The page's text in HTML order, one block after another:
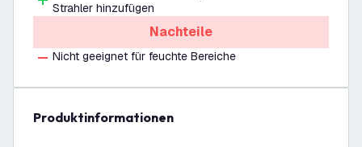
Strahler hinzufügen
Nachteile
Nicht geeignet für feuchte Bereiche
Produktinformationen